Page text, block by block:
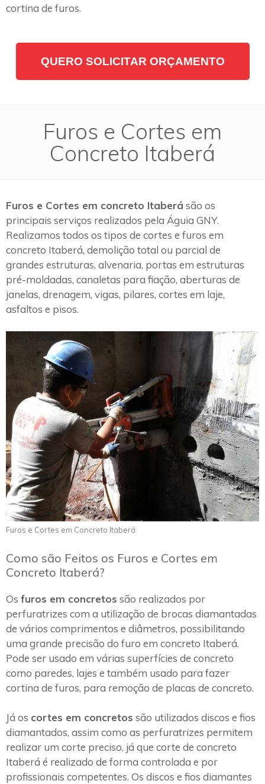
cortina de furos.
QUERO SOLICITAR ORÇAMENTO
Furos e Cortes em
Concreto Itaberá
Furos e Cortes em concreto Itaberá são os
principais serviços realizados pela Águia GNY.
Realizamos todos os tipos de cortes e furos em
concreto Itaberá, demolição total ou parcial de
grandes estruturas, alvenaria, portas em estruturas
pré-moldadas, canaletas para fiação, aberturas de
janelas, drenagem, vigas, pilares, cortes em laje,
asfaltos e pisos.
Furos e Cortes em Concreto Itaberá
Como são Feitos os Furos e Cortes em
Concreto Itaberá?
Os furos em concretos são realizados por
perfuratrizes com a utilização de brocas diamantadas
de vários comprimentos e diâmetros, possibilitando
uma grande precisão do furo em concreto Itaberá.
Pode ser usado em várias superfícies de concreto
como paredes, lajes e também usado para fazer
cortina de furos, para remoção de placas de concreto.
Já os cortes em concretos são utilizados discos e fios
diamantados, assim como as perfuratrizes permitem
realizar um corte preciso, já que corte de concreto
Itaberá é realizado de forma controlada e por
profissionais competentes. Os discos e fios diamantes